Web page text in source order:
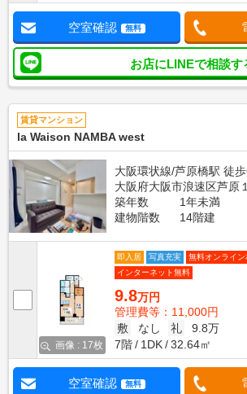
空室確認 無料
お店にLINEで相談す
賃貸マンション
la Waison NAMBA west
大阪環状線/芦原橋駅 徒
大阪府大阪市浪速区芦原
築年数
1年未満
建物階数
14階建
画像 : 17枚
即入居 写真充実
無料オンライン
インターネット無料
9.8万円
管理費等：11,000円
敷
なし 礼
9.8万
7階
1DK 32.64㎡
空室確認 無料